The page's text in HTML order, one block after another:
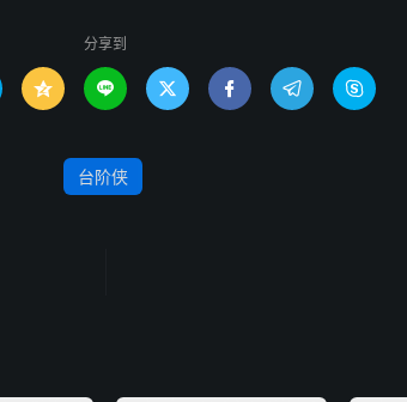
分享到
     
台阶侠